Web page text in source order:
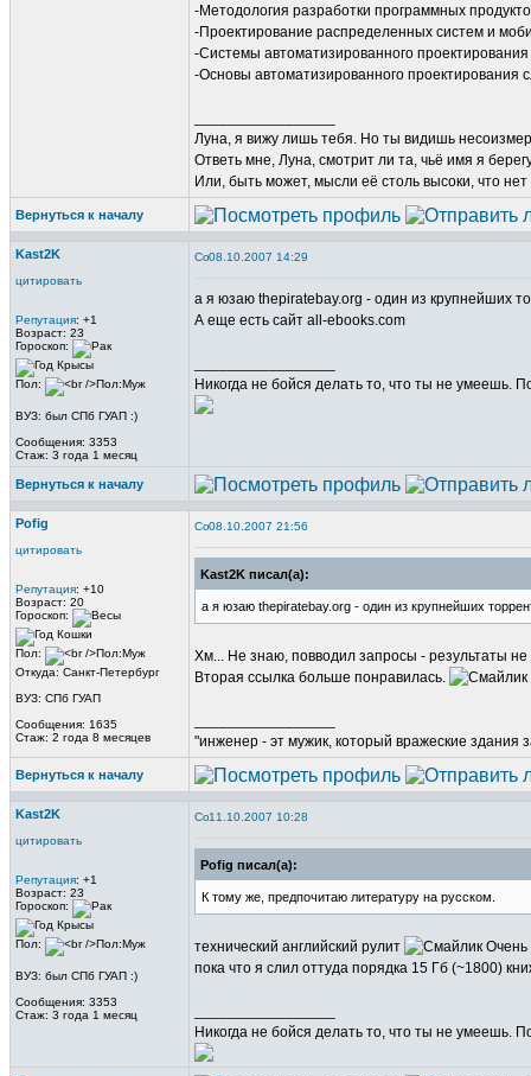
-Методология разработки программных
-Проектирование распределенных систем и
-Системы автоматизированного
-Основы автоматизированного проектирования
Луна, я вижу лишь тебя. Но ты видишь
Ответь мне, Луна, смотрит ли та, чьё имя я
Или, быть может, мысли её столь высоки, что
Вернуться к началу
Kast2K
цитировать
Репутация: +1
Возраст: 23
Гороскоп:
Пол:
ВУЗ: был СПб ГУАП :)
Сообщения: 3353
Стаж: 3 года 1 месяц
08.10.2007 14:29
а я юзаю thepiratebay.org - один из крупнейших
А еще есть сайт all-ebooks.com
Никогда не бойся делать то, что ты не умеешь.
Вернуться к началу
Pofig
цитировать
Репутация: +10
Возраст: 20
Гороскоп:
Пол:
Откуда: Санкт-Петербург
ВУЗ: СПб ГУАП
Сообщения: 1635
Стаж: 2 года 8 месяцев
08.10.2007 21:56
Kast2K писал(а):
а я юзаю thepiratebay.org - один из крупнейших
Хм... Не знаю, повводил запросы - результаты
Вторая ссылка больше понравилась.
"инженер - эт мужик, который вражеские здания
Вернуться к началу
Kast2K
цитировать
Репутация: +1
Возраст: 23
Гороскоп:
Пол:
ВУЗ: был СПб ГУАП :)
Сообщения: 3353
Стаж: 3 года 1 месяц
11.10.2007 10:28
Pofig писал(а):
К тому же, предпочитаю литературу на русском.
технический английский рулит
Очень
пока что я слил оттуда порядка 15 Гб (~1800)
Никогда не бойся делать то, что ты не умеешь.